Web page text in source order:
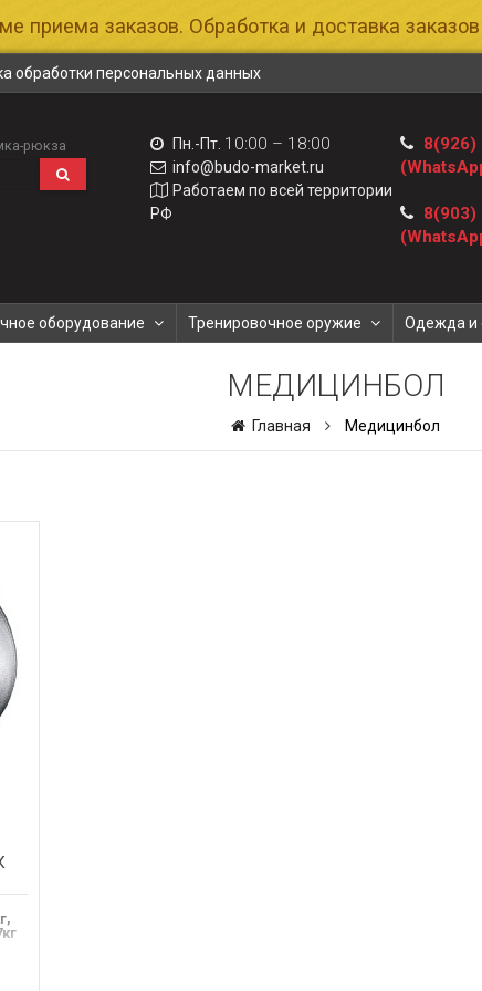
приема заказов. Обработка и доставка
обработки персональных данных
рюкза Пн.-Пт. 10:00 – 18:00
info@budo-market.ru
Работаем по всей территории
РФ
8(926)
8(903)
оборудование Тренировочное оружие Одежда и
МЕДИЦИНБОЛ
Главная Медицинбол